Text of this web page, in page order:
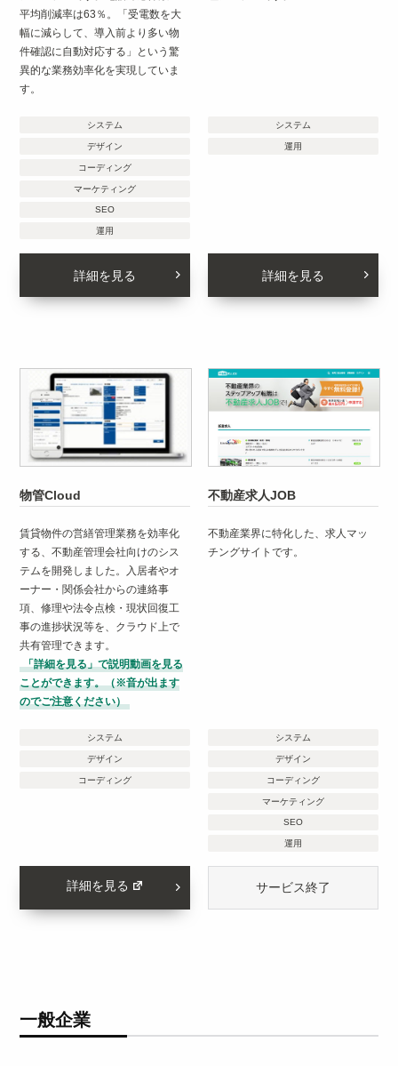
平均削減率は63％。「受電数を大
幅に減らして、導入前より多い物
件確認に自動対応する」という驚
異的な業務効率化を実現していま
す。
システム
デザイン
コーディング
マーケティング
SEO
運用
詳細を見る
システム
運用
詳細を見る
物管Cloud
賃貸物件の営繕管理業務を効率化
する、不動産管理会社向けのシス
テムを開発しました。入居者やオ
ーナー・関係会社からの連絡事
項、修理や法令点検・現状回復工
事の進捗状況等を、クラウド上で
共有管理できます。
「詳細を見る」で説明動画を見る
ことができます。（※音が出ます
のでご注意ください）
システム
デザイン
コーディング
詳細を見る
不動産求人JOB
不動産業界に特化した、求人マッ
チングサイトです。
システム
デザイン
コーディング
マーケティング
SEO
運用
サービス終了
一般企業